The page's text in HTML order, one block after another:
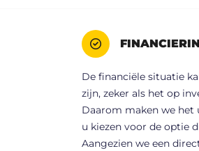
De financiële situatie
zijn, zeker als het op
Daarom maken we het
u kiezen voor de optie
Aangezien we een